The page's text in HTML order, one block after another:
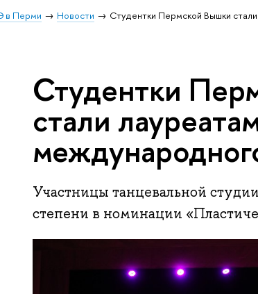
Перми Новости Студентки Пермской Вышки
Студентки
стали
Участницы танцевальной
степени в номинации